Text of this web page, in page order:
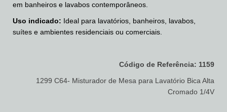
em banheiros e lavabos contemporâneos.
Uso indicado: Ideal para lavatórios, banheiros, lavabos,
suítes e ambientes residenciais ou comerciais.
Código de Referência: 1159
1299 C64- Misturador de Mesa para Lavatório Bica Alta
Cromado 1/4V